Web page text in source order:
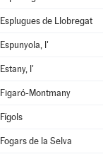
Esplugues de Llobregat
Espunyola, l'
Estany, l'
Figaró-Montmany
Fígols
Fogars de la Selva